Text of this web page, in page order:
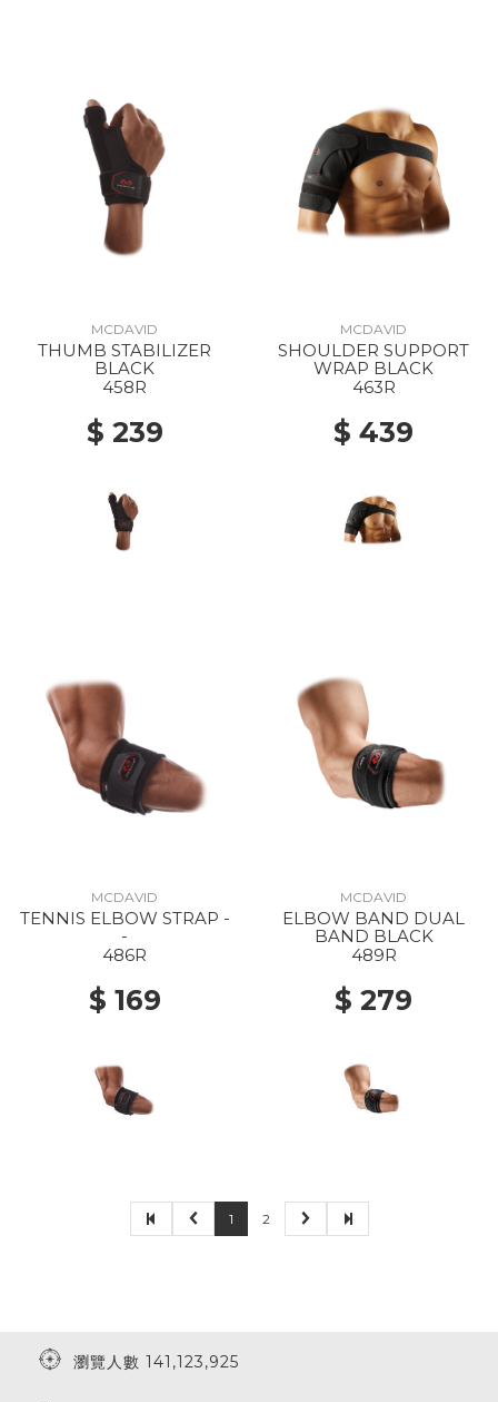
MCDAVID
THUMB STABILIZER
BLACK
458R
$ 239
MCDAVID
SHOULDER SUPPORT
WRAP BLACK
463R
$ 439
MCDAVID
TENNIS ELBOW STRAP -
-
486R
$ 169
MCDAVID
ELBOW BAND DUAL
BAND BLACK
489R
$ 279
1 2
瀏覽人數 141,123,925